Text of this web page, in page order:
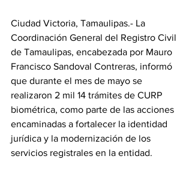
Ciudad Victoria, Tamaulipas.- La
Coordinación General del Registro Civil
de Tamaulipas, encabezada por Mauro
Francisco Sandoval Contreras, informó
que durante el mes de mayo se
realizaron 2 mil 14 trámites de CURP
biométrica, como parte de las acciones
encaminadas a fortalecer la identidad
jurídica y la modernización de los
servicios registrales en la entidad.